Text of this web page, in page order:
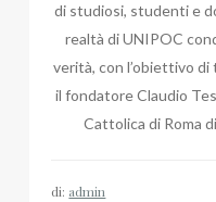
di studiosi, studenti e
realtà di UNIPOC
verità, con l’obiettivo
il fondatore Claudio
Cattolica di Roma
di: admin